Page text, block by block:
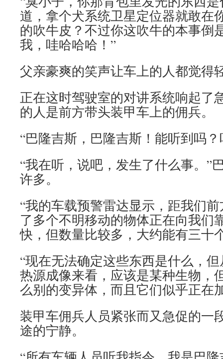
道，拿个犬系统卫星定位器就敢在
的吹牛皮？不过你这吹牛的本事倒
我，哇哈哈哈！”
父亲豪爽的笑声让车上的人都觉得
正在这时驾驶室的对讲系统响起了
的人是前方带头装甲车上的佣兵。
“巴隆吉斯，巴隆吉斯！能听到吗
“我在听，说吧，发生了什么事。”
许多。
“我的车载预警雷达显示，距我们
了多个不明移动的物体正在向我们
快，但数量比较多，大约能有三十
“现在无法确定这些东西是什么，
热源成像来看，应该是某种生物，
么别的变异体，而且它们似乎正在
装甲车佣兵人员紧张而又急促的一
途的宁静。